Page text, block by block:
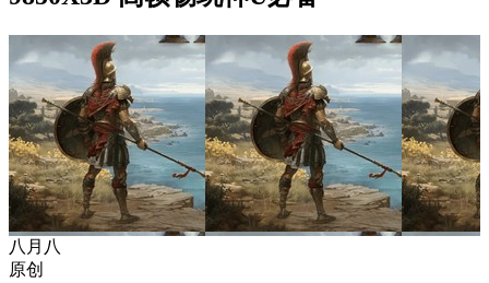
八月八
原创